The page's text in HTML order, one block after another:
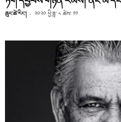
ཆུང་ཚེ་རིང་། - ༢༠༢༠ ཕྱི་ཟླ་ ༨ ཚེས་ ༡༡